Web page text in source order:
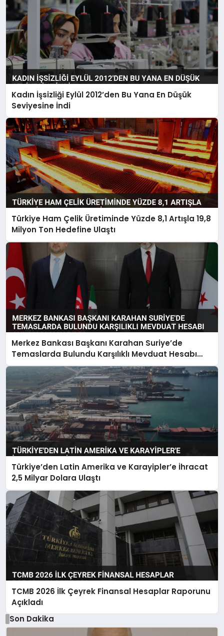
Kadın İşsizliği Eylül 2012’den Bu Yana En Düşük
Seviyesine İndi
Türkiye Ham Çelik Üretiminde Yüzde 8,1 Artışla 19,8
Milyon Ton Hedefine Ulaştı
Merkez Bankası Başkanı Karahan Suriye’de
Temaslarda Bulundu Karşılıklı Mevduat Hesabı
Anlaşması Yapıldı
Türkiye’den Latin Amerika ve Karayipler’e İhracat
2,5 Milyar Dolara Ulaştı
TCMB 2026 İlk Çeyrek Finansal Hesaplar Raporunu
Açıkladı
Son Dakika